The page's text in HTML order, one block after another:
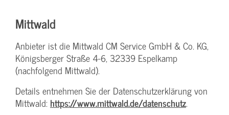
Mittwald
Anbieter ist die Mittwald CM Service GmbH & Co. KG,
Königsberger Straße 4-6, 32339 Espelkamp
(nachfolgend Mittwald).
Details entnehmen Sie der Datenschutzerklärung von
Mittwald: https://www.mittwald.de/datenschutz.